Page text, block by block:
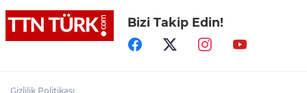
Bakan Gürlek: "(Behçet Oktay’ın ölümü)
Karanlık bir nokta kalmayacak, suçlu
varsa da bunu çıkartmak devletin görevi"
Bizi Takip Edin!
Gizlilik Politikası